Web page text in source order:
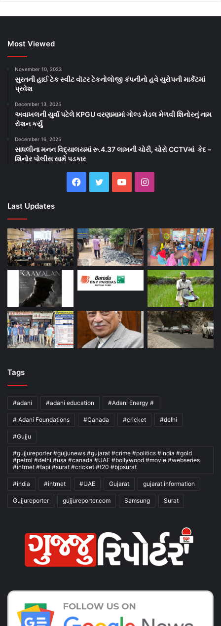
Most Viewed
November 10, 2023
સુરતની હાઈ ટેક સ્વીટ વૉટર ટેકનોલોજી કંપનીનો હવે યુરોપની માર્કેટમાં
પ્રવેશ
December 13, 2025
અવાખલની યુર્વા પટેલે KPGU વરણામામાં ગોલ્ડ મેડલ મેળવી શિનોરનું નામ
રોશન કર્યું
December 16, 2025
સાધલીના મનન વિદ્યાલયમાં રૂ.4.37 લાખની ચોરી, ચોરો CCTVમાં કેદ –
શિનોર પોલીસ સામે પડકાર
Facebook
Twitter YouTubeInstagram
Last Updates
Tags
#adani #adani education #Adani Energy #
# Adani Foundations #Canada #cricket #delhi
#Gujju
#gujjureporter #gujjunews #gujarat #crime #politics #india #gold
#petrol #delhi #usa #canada #UAE #bollywood #movie #webseries
#intrnet #tapi #surat #cricket #t20 #bjpsurat
#india #intrnet #UAE Gujarat gujarat information
Gujjureporter gujjureporter.com Samsung Surat